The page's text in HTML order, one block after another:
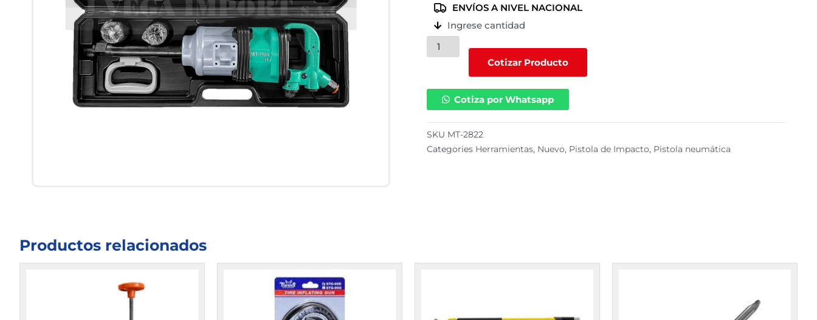
ENVÍOS A NIVEL NACIONAL
Ingrese cantidad
Pistola
de
neumática
cantidad
Cotizar Producto
Cotiza por Whatsapp
SKU MT-2822
Categories Herramientas, Nuevo, Pistola de Impacto, Pistola neumática
Productos relacionados